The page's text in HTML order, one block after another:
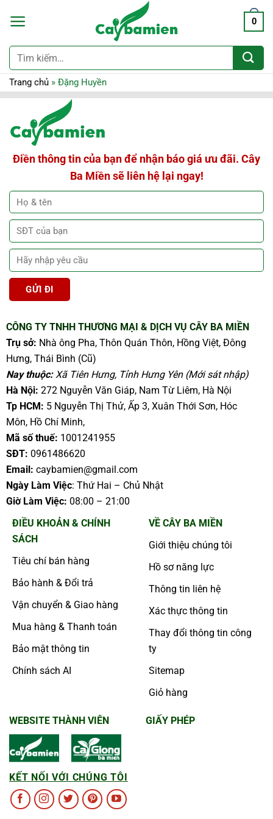
0
Tìm
kiếm:
Trang chủ » Đặng Huyền
Điền thông tin của bạn để nhận báo giá ưu đãi. Cây
Ba Miền sẽ liên hệ lại ngay!
CÔNG TY TNHH THƯƠNG MẠI & DỊCH VỤ CÂY BA MIỀN
Trụ sở: Nhà ông Pha, Thôn Quán Thôn, Hồng Việt, Đông
Hưng, Thái Bình (Cũ)
Nay thuộc:Xã Tiên Hưng, Tỉnh Hưng Yên (Mới sát nhập)
Hà Nội: 272 Nguyễn Văn Giáp, Nam Từ Liêm, Hà Nội
Tp HCM: 5 Nguyễn Thị Thử, Ấp 3, Xuân Thới Sơn, Hóc
Môn, Hồ Chí Minh,
Mã số thuế: 1001241955
SĐT: 0961486620
Email: caybamien@gmail.com
Ngày Làm Việc: Thứ Hai – Chủ Nhật
Giờ Làm Việc: 08:00 – 21:00
ĐIỀU KHOẢN & CHÍNH
SÁCH
Tiêu chí bán hàng
Bảo hành & Đổi trả
Vận chuyển & Giao hàng
Mua hàng & Thanh toán
Bảo mật thông tin
Chính sách AI
VỀ CÂY BA MIỀN
Giới thiệu chúng tôi
Hồ sơ năng lực
Thông tin liên hệ
Xác thực thông tin
Thay đổi thông tin công
ty
Sitemap
Giỏ hàng
WEBSITE THÀNH VIÊN GIẤY PHÉP
KẾT NỐI VỚI CHÚNG TÔI